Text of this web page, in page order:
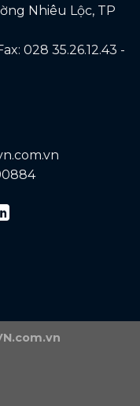
Nhiêu Lộc, TP
028 35.26.12.43 -